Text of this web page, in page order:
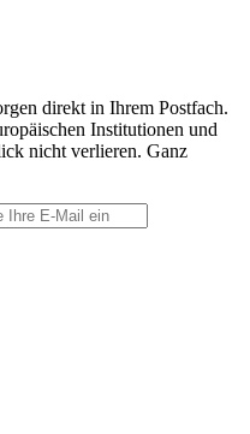
direkt in Ihrem Postfach.
Institutionen und
nicht verlieren. Ganz